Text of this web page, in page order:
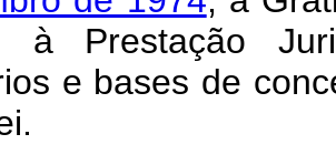
à Prestação
e bases de